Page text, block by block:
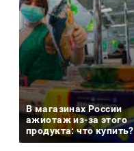
В магазинах России
ажиотаж из-за этого
продукта: что купить?